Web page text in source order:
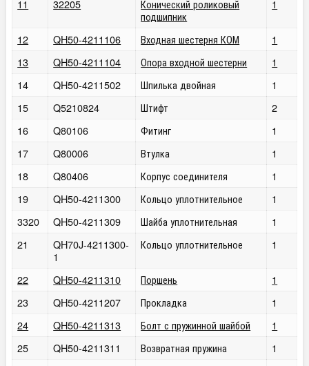
11 32205
Конический роликовый
подшипник
1
12 QH50-4211106 Входная шестерня КОМ
1
13
QH50-4211104 Опора входной шестерни
1
14
QH50-4211502 Шпилька двойная
1
15
Q5210824 Штифт
2
16
Q80106 Фитинг
1
17
Q80006 Втулка
1
18
Q80406 Корпус соединителя
1
19
QH50-4211300 Кольцо уплотнительное
1
3320
QH50-4211309 Шайба уплотнительная
1
21
QH70J-4211300-
1
Кольцо уплотнительное 1
22 QH50-4211310 Поршень
1
23
QH50-4211207 Прокладка
1
24
QH50-4211313 Болт с пружинной шайбой
1
25
QH50-4211311 Возвратная пружина
1